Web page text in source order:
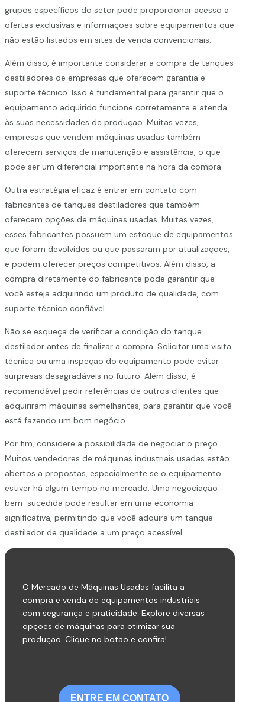
grupos específicos do setor pode proporcionar acesso a
ofertas exclusivas e informações sobre equipamentos que
não estão listados em sites de venda convencionais.
Além disso, é importante considerar a compra de tanques
destiladores de empresas que oferecem garantia e
suporte técnico. Isso é fundamental para garantir que o
equipamento adquirido funcione corretamente e atenda
às suas necessidades de produção. Muitas vezes,
empresas que vendem máquinas usadas também
oferecem serviços de manutenção e assistência, o que
pode ser um diferencial importante na hora da compra.
Outra estratégia eficaz é entrar em contato com
fabricantes de tanques destiladores que também
oferecem opções de máquinas usadas. Muitas vezes,
esses fabricantes possuem um estoque de equipamentos
que foram devolvidos ou que passaram por atualizações,
e podem oferecer preços competitivos. Além disso, a
compra diretamente do fabricante pode garantir que
você esteja adquirindo um produto de qualidade, com
suporte técnico confiável.
Não se esqueça de verificar a condição do tanque
destilador antes de finalizar a compra. Solicitar uma visita
técnica ou uma inspeção do equipamento pode evitar
surpresas desagradáveis no futuro. Além disso, é
recomendável pedir referências de outros clientes que
adquiriram máquinas semelhantes, para garantir que você
está fazendo um bom negócio.
Por fim, considere a possibilidade de negociar o preço.
Muitos vendedores de máquinas industriais usadas estão
abertos a propostas, especialmente se o equipamento
estiver há algum tempo no mercado. Uma negociação
bem-sucedida pode resultar em uma economia
significativa, permitindo que você adquira um tanque
destilador de qualidade a um preço acessível.
O Mercado de Máquinas Usadas facilita a
compra e venda de equipamentos industriais
com segurança e praticidade. Explore diversas
opções de máquinas para otimizar sua
produção. Clique no botão e confira!
ENTRE EM CONTATO